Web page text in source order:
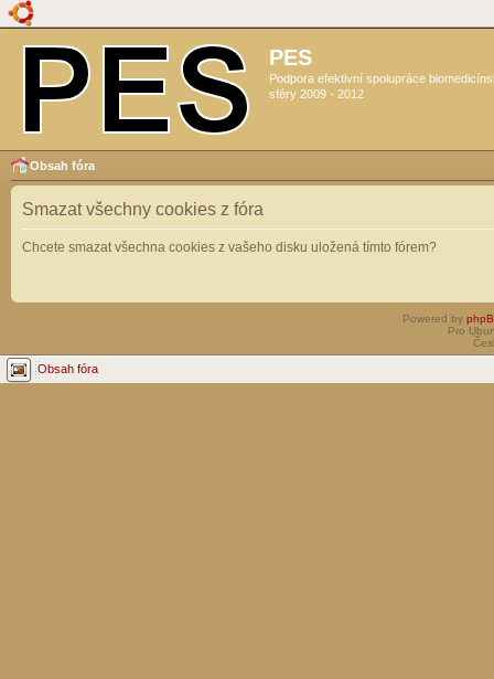
PES
Podpora efektivní spolupráce
sféry 2009 - 2012
Obsah fóra
Smazat všechny cookies z fóra
Chcete smazat všechna cookies z vašeho disku uložená tímto fórem?
Powered by
Pro
Obsah fóra